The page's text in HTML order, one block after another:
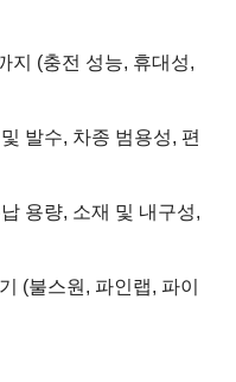
지 (충전 성능, 휴대성,
발수, 차종 범용성, 편
용량, 소재 및 내구성,
(불스원, 파인랩, 파이